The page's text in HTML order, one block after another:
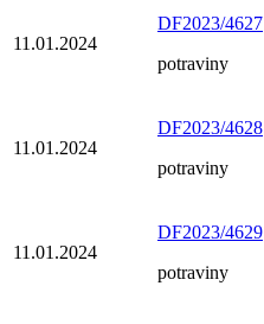
11.01.2024
DF2023/4627
potraviny
11.01.2024
DF2023/4628
potraviny
11.01.2024
DF2023/4629
potraviny